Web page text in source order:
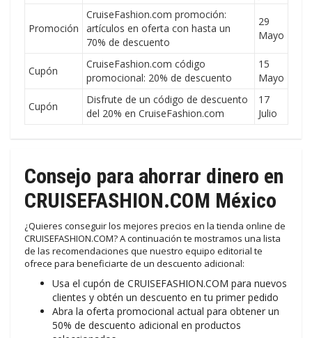
Promoción
CruiseFashion.com promoción:
artículos en oferta con hasta un
70% de descuento
29
Mayo
Cupón
CruiseFashion.com código
promocional: 20% de descuento
15
Mayo
Cupón
Disfrute de un código de descuento
del 20% en CruiseFashion.com
17
Julio
Consejo para ahorrar dinero en
CRUISEFASHION.COM México
¿Quieres conseguir los mejores precios en la tienda online de
CRUISEFASHION.COM? A continuación te mostramos una lista
de las recomendaciones que nuestro equipo editorial te
ofrece para beneficiarte de un descuento adicional:
Usa el cupón de CRUISEFASHION.COM para nuevos
clientes y obtén un descuento en tu primer pedido
Abra la oferta promocional actual para obtener un
50% de descuento adicional en productos